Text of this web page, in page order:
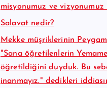
misyonumuz ve vizyonumuz
Salavat nedir?
Mekke müşriklerinin
"Sana öğretilenlerin
öğretildiğini duyduk. Bu
inanmayız." dedikleri